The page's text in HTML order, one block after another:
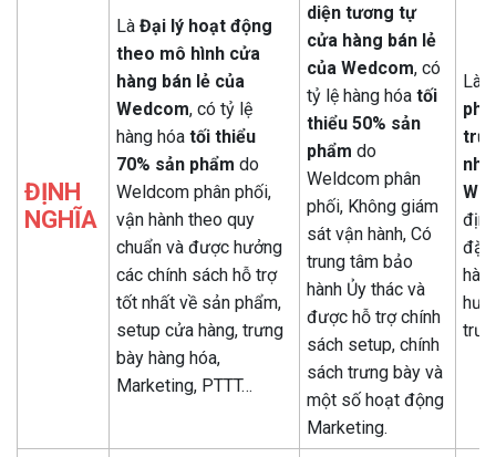
ĐỊNH
NGHĨA
LàĐại lý hoạt động
theo mô hình cửa
hàng bán lẻ của
Wedcom, có tỷ lệ
hàng hóatối thiểu
70% sản phẩm do
Weldcom phân phối,
vận hành theo quy
chuẩn và được hưởng
các chính sách hỗ trợ
tốt nhất về sản phẩm,
setup cửa hàng, trưng
bày hàng hóa,
Marketing, PTTT…
diện tương tự
cửa hàng bán lẻ
của Wedcom, có
tỷ lệ hàng hóa tối
thiểu 50% sản
phẩm do
Weldcom phân
phối, Không giám
sát vận hành, Có
trung tâm bảo
hành Ủy thác và
được hỗ trợ chính
sách setup, chính
sách trưng bày và
một số hoạt động
Marketing.
Là
đặt